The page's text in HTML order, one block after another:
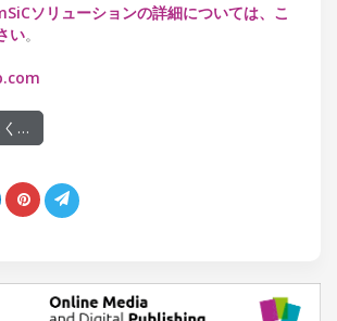
ソリューションの詳細については、こ
い。
く…